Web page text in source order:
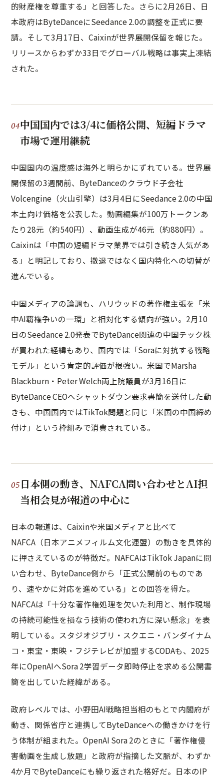
的財産権を尊重する」と回答した。さらに2月26日、日
本政府はByteDanceにSeedance 2.0の調整を正式に要
請。そして3月17日、Caixinが世界展開保留を報じた。
リリースからわずか33日でグローバル戦略は事実上凍結
された。
中国国内では3/4に価格公開、短編ドラマ
市場で運用継続
中国国内の温度感は海外と明らかにずれている。世界展
開保留の3週間前、ByteDanceのクラウド子会社
Volcengine（火山引擎）は3月4日にSeedance 2.0の中国
本土向け価格を公表した。動画編集が100万トークンあ
たり28元（約540円）、動画生成が46元（約880円）。
Caixinは「中国の短編ドラマ業界では引き続き人気があ
る」と明記しており、撤退ではなく国内特化への切替が
進んでいる。
中国メディアの論調も、ハリウッドの著作権主張を「米
中AI覇権争いの一環」と相対化する傾向が強い。2月10
日のSeedance 2.0発表でByteDance関連の中国テック株
が買われた経緯もあり、国内では「Soraに対抗する戦略
モデル」という肯定的評価が根強い。米国でMarsha
Blackburn・Peter Welch両上院議員が3月16日に
ByteDance CEOへシャットダウン要求書簡を送付した動
きも、中国国内ではTikTok問題と同じ「米国の中国締め
付け」という枠組みで消費されている。
日本側の動き、NAFCA問い合わせとAI担
当相会見が報道の中心に
日本の報道は、Caixinや米国メディアと比べて
NAFCA（日本アニメフィルム文化連盟）の動きを具体的
に押さえているのが特徴だ。NAFCAはTikTok Japanに問
い合わせ、ByteDance側から「正式公開前のものであ
り、速やかに対応を進めている」との回答を得た。
NAFCAは「十分な著作権処理を欠いた利用と、制作現場
の持続可能性を損なう技術の使われ方に深い懸念」を表
明している。スタジオジブリ・スクエニ・バンダイナム
コ・東宝・東映・フジテレビが加盟するCODAも、2025
年にOpenAIへSora 2学習データ即時停止を求める公開書
簡を出していた経緯がある。
政府レベルでは、小野田AI戦略担当相のもとで内閣府が
動き、関係省庁と連携してByteDanceへの働きかけを行
う体制が組まれた。OpenAI Sora 2のときに「著作権侵
害動画を生成し放題」と政府が指摘した文脈が、わずか
4か月でByteDanceにも繰り返された格好だ。日本のIP